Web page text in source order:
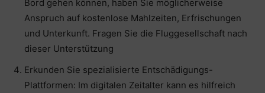
Bord gehen können, haben Sie möglicherweise
Anspruch auf kostenlose Mahlzeiten, Erfrischungen
und Unterkunft. Fragen Sie die Fluggesellschaft nach
dieser Unterstützung
Erkunden Sie spezialisierte Entschädigungs-
Plattformen: Im digitalen Zeitalter kann es hilfreich